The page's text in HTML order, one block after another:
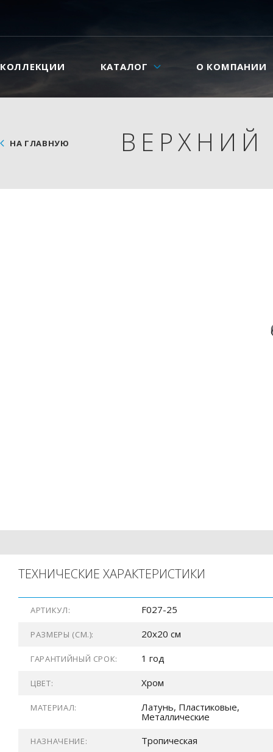
КОЛЛЕКЦИИ КАТАЛОГ О КОМПАНИИ
ВЕРХНИЙ
НА ГЛАВНУЮ
ТЕХНИЧЕСКИЕ ХАРАКТЕРИСТИКИ
АРТИКУЛ: F027-25
РАЗМЕРЫ (СМ.): 20x20 см
ГАРАНТИЙНЫЙ СРОК: 1 год
ЦВЕТ: Хром
МАТЕРИАЛ:
Латунь, Пластиковые,
Металлические
НАЗНАЧЕНИЕ: Тропическая